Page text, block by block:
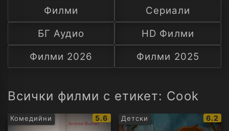
Ф
С
А
тема
Филми
Сериали
БГ Аудио
HD Филми
Филми 2026
Филми 2025
Всички филми с етикет: Cook
Комедийни
IMDb
рейтинг:
5.6 Детски
IMDb
6.2